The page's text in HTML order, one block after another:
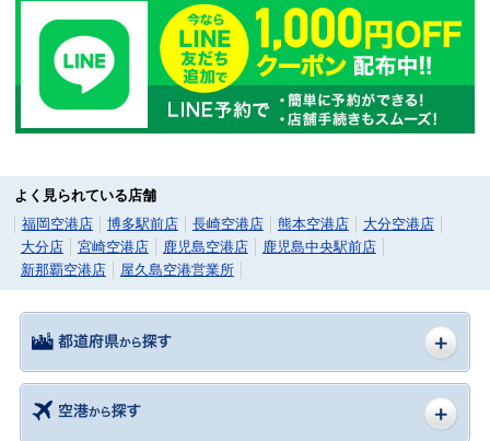
よく見られている店舗
福岡空港店
博多駅前店 長崎空港店 熊本空港店
大分空港店
大分店
宮崎空港店 鹿児島空港店
鹿児島中央駅前店
新那覇空港店
屋久島空港営業所